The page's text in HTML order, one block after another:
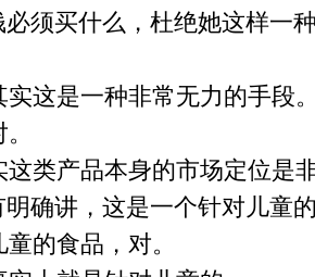
须买什么，杜绝她这样一
实这是一种非常无力的手段
这类产品本身的市场定位是
确讲，这是一个针对儿童
的食品，对。